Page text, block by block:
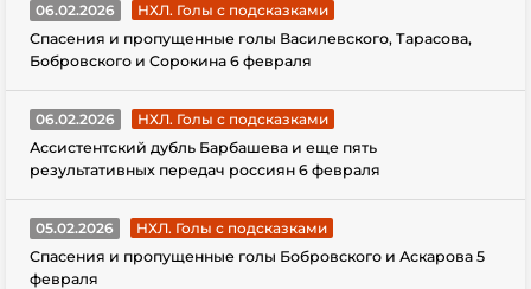
06.02.2026
НХЛ. Голы с подсказками
Спасения и пропущенные голы Василевского, Тарасова,
Бобровского и Сорокина 6 февраля
06.02.2026
НХЛ. Голы с подсказками
Ассистентский дубль Барбашева и еще пять
результативных передач россиян 6 февраля
05.02.2026
НХЛ. Голы с подсказками
Спасения и пропущенные голы Бобровского и Аскарова 5
февраля